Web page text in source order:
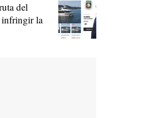
del
infringir la